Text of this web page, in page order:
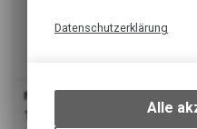
Muc Off Dry Lube
17,99
Datenschutzerklärung
Alle